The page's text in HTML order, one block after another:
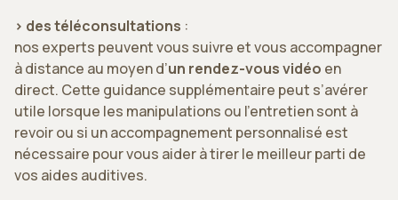
> des téléconsultations :
nos experts peuvent vous suivre et vous accompagner
à distance au moyen d’un rendez-vous vidéo en
direct. Cette guidance supplémentaire peut s’avérer
utile lorsque les manipulations ou l’entretien sont à
revoir ou si un accompagnement personnalisé est
nécessaire pour vous aider à tirer le meilleur parti de
vos aides auditives.